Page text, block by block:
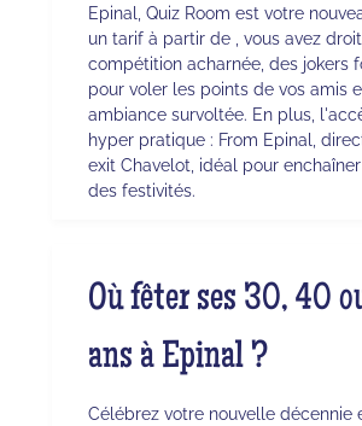
Epinal, Quiz Room est votre
un tarif à partir de , vous avez
compétition acharnée, des jokers
pour voler les points de vos amis
ambiance survoltée. En plus,
hyper pratique : From Epinal,
exit Chavelot, idéal pour
des festivités.
Où fêter ses 30, 40
ans à Epinal ?
Célébrez votre nouvelle décennie